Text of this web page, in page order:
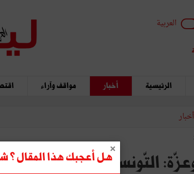
العربية
الرئيسية أخبار مواقف وآراء
أخبار
التّونسيّون مـن هُــمْ؟
هل أعجبك هذا المقال ؟